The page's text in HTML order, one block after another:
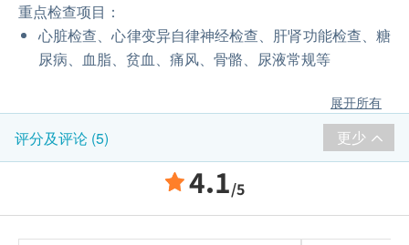
重点检查项目：
心脏检查、心律变异自律神经检查、肝肾功能检查、糖
尿病、血脂、贫血、痛风、骨骼、尿液常规等
展开所有
评分及评论 (5) 更少
4.1/5